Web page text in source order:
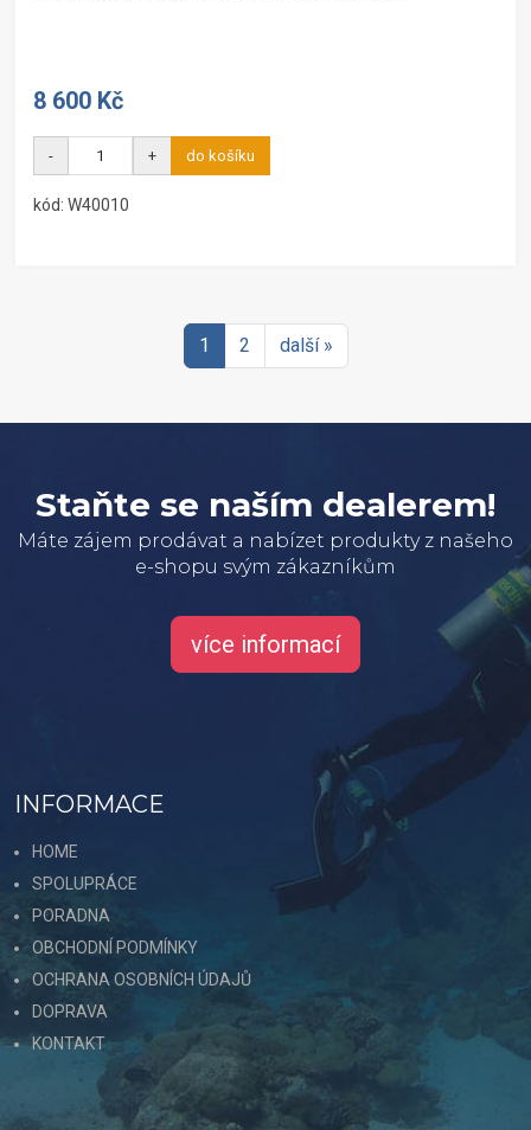
8 600 Kč
- + do košíku
kód: W40010
1 2 další »
Staňte se naším dealerem!
Máte zájem prodávat a nabízet produkty z našeho
e-shopu svým zákazníkům
více informací
INFORMACE
HOME
SPOLUPRÁCE
PORADNA
OBCHODNÍ PODMÍNKY
OCHRANA OSOBNÍCH ÚDAJŮ
DOPRAVA
KONTAKT